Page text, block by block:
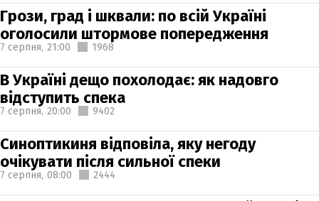
Грози, град і шквали: по всій Україні
оголосили штормове попередження
7 серпня, 21:00 1968
В Україні дещо похолодає: як надовго
відступить спека
7 серпня, 20:00 9402
Синоптикиня відповіла, яку негоду
очікувати після сильної спеки
7 серпня, 08:00 2444